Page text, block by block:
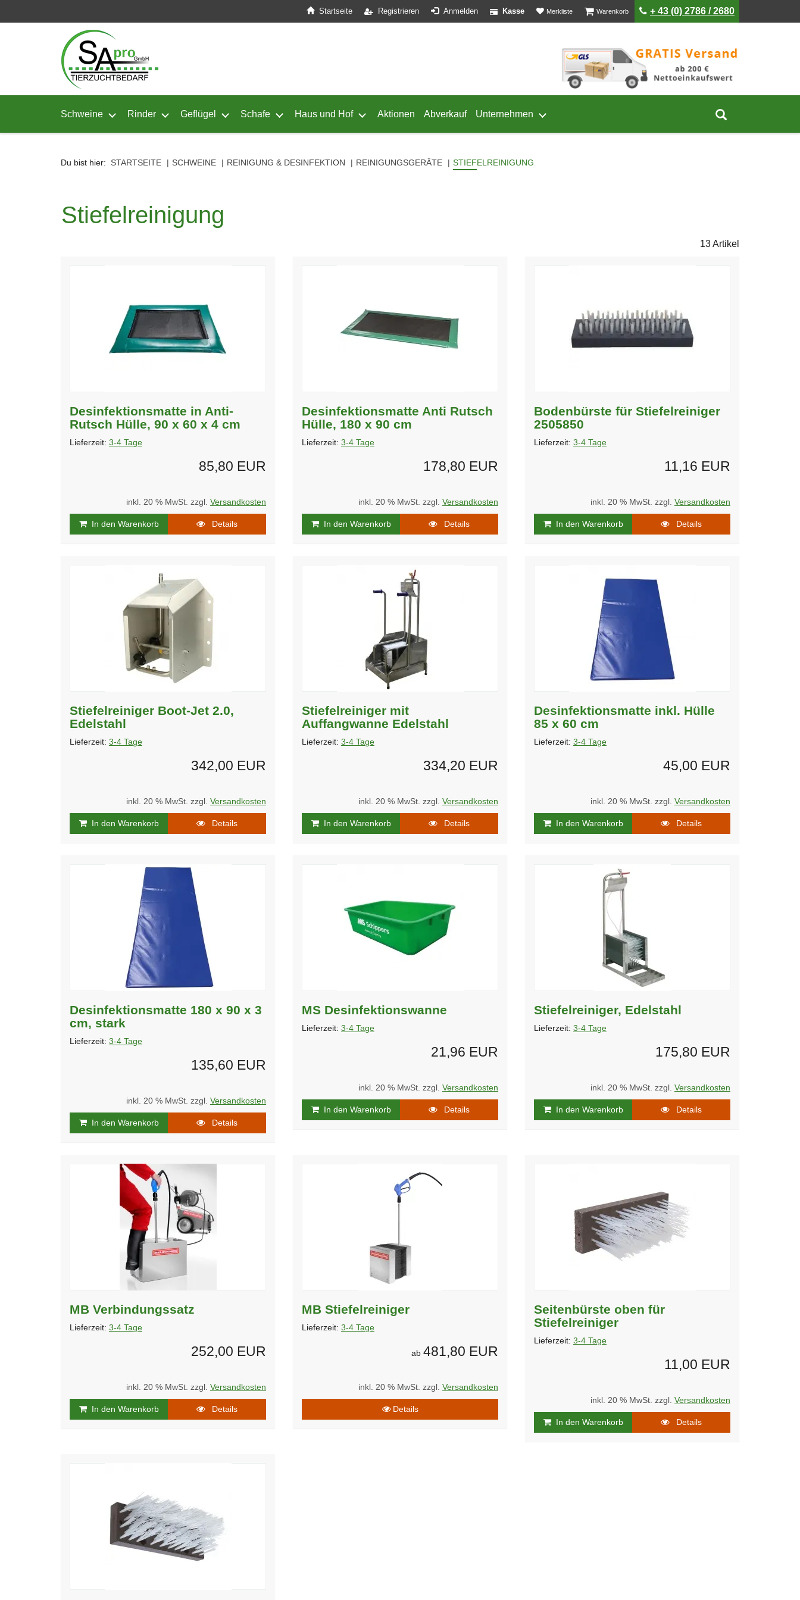
Startseite Registrieren Anmelden Kasse Merklisteist leer Warenkorbist leer+ 43 (0) 2786 / 2680
Schweine Untermenü von Schweine öffnen
Rinder Untermenü von Rinder öffnen
Geflügel Untermenü von Geflügel öffnen
Schafe Untermenü von Schafe öffnen
Haus und Hof Untermenü von Haus und Hof öffnen
Aktionen Abverkauf Unternehmen Untermenü von Unternehmen öffnen
Du bist hier: STARTSEITE SCHWEINE REINIGUNG & DESINFEKTION REINIGUNGSGERÄTE STIEFELREINIGUNG
Stiefelreinigung
13 Artikel
Desinfektionsmatte in Anti-
Rutsch Hülle, 90 x 60 x 4 cm
Lieferzeit: 3-4 Tage
85,80 EUR
inkl. 20 % MwSt. zzgl. Versandkosten
In den Warenkorb Details
Desinfektionsmatte Anti Rutsch
Hülle, 180 x 90 cm
Lieferzeit: 3-4 Tage
178,80 EUR
inkl. 20 % MwSt. zzgl. Versandkosten
In den Warenkorb Details
Bodenbürste für Stiefelreiniger
2505850
Lieferzeit: 3-4 Tage
11,16 EUR
inkl. 20 % MwSt. zzgl. Versandkosten
In den Warenkorb Details
Stiefelreiniger Boot-Jet 2.0,
Edelstahl
Lieferzeit: 3-4 Tage
342,00 EUR
inkl. 20 % MwSt. zzgl. Versandkosten
In den Warenkorb Details
Stiefelreiniger mit
Auffangwanne Edelstahl
Lieferzeit: 3-4 Tage
334,20 EUR
inkl. 20 % MwSt. zzgl. Versandkosten
In den Warenkorb Details
Desinfektionsmatte inkl. Hülle
85 x 60 cm
Lieferzeit: 3-4 Tage
45,00 EUR
inkl. 20 % MwSt. zzgl. Versandkosten
In den Warenkorb Details
Desinfektionsmatte 180 x 90 x 3
cm, stark
Lieferzeit: 3-4 Tage
135,60 EUR
inkl. 20 % MwSt. zzgl. Versandkosten
In den Warenkorb Details
MS Desinfektionswanne
Lieferzeit: 3-4 Tage
21,96 EUR
inkl. 20 % MwSt. zzgl. Versandkosten
In den Warenkorb Details
Stiefelreiniger, Edelstahl
Lieferzeit: 3-4 Tage
175,80 EUR
inkl. 20 % MwSt. zzgl. Versandkosten
In den Warenkorb Details
MB Verbindungssatz
Lieferzeit: 3-4 Tage
252,00 EUR
inkl. 20 % MwSt. zzgl. Versandkosten
In den Warenkorb Details
MB Stiefelreiniger
Lieferzeit: 3-4 Tage
ab 481,80 EUR
inkl. 20 % MwSt. zzgl. Versandkosten
Details
Seitenbürste oben für
Stiefelreiniger
Lieferzeit: 3-4 Tage
11,00 EUR
inkl. 20 % MwSt. zzgl. Versandkosten
In den Warenkorb Details